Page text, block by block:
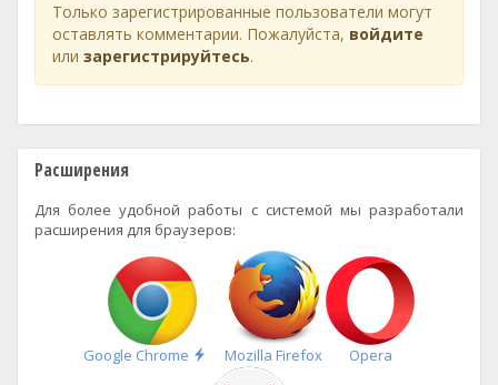
Только зарегистрированные пользователи могут
оставлять комментарии. Пожалуйста, войдите
или зарегистрируйтесь.
Расширения
Для более удобной работы с системой мы разработали
расширения для браузеров:
Google Chrome
Быстрая
установка
Mozilla Firefox Opera